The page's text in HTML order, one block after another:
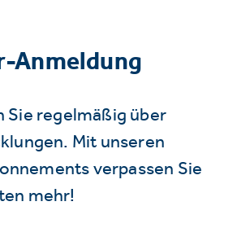
Anmeldung
Sie regelmäßig über
Mit unseren
verpassen Sie
mehr!